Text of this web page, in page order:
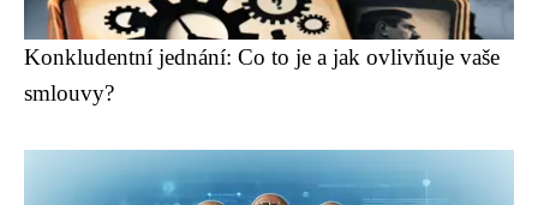
Konkludentní jednání: Co to je a jak ovlivňuje vaše
smlouvy?